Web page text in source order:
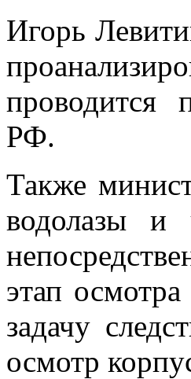
Игорь
проводится
РФ.
Также
водолазы и
этап
задачу
осмотр